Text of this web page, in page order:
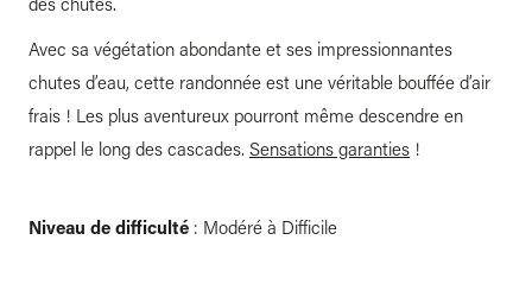
Avec sa végétation abondante et ses impressionnantes
chutes d’eau, cette randonnée est une véritable bouffée d’air
frais ! Les plus aventureux pourront même descendre en
rappel le long des cascades. Sensations garanties !
Niveau de difficulté : Modéré à Difficile